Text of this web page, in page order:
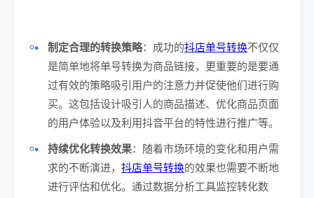
制定合理的转换策略：成功的抖店单号转换不仅仅
是简单地将单号转换为商品链接，更重要的是要通
过有效的策略吸引用户的注意力并促使他们进行购
买。这包括设计吸引人的商品描述、优化商品页面
的用户体验以及利用抖音平台的特性进行推广等。
持续优化转换效果：随着市场环境的变化和用户需
求的不断演进， 抖店单号转换的效果也需要不断地
进行评估和优化。通过数据分析工具监控转化数